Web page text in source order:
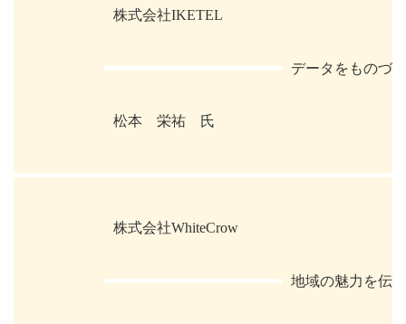
株式会社IKETEL
データをものづ
松本 栄祐 氏
株式会社WhiteCrow
地域の魅力を伝